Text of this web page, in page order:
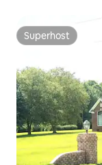
Superhost
Superhost